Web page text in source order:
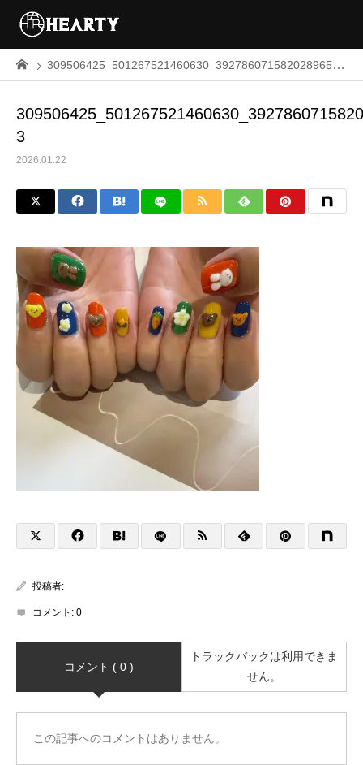
309506425_501267521460630_3927860715820289653_n-3
3
2026.01.22
投稿者:
コメント: 0
コメント ( 0 )
トラックバックは利用できま
せん。
この記事へのコメントはありません。